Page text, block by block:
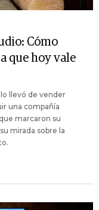
Cómo
que hoy vale
llevó de vender
una compañía
marcaron su
mirada sobre la